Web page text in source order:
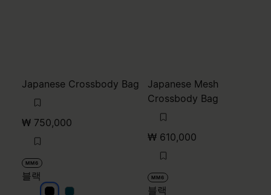
Japanese Crossbody Bag
₩ 750,000
MM6
블랙
Japanese Mesh
Crossbody Bag
₩ 610,000
MM6
블랙